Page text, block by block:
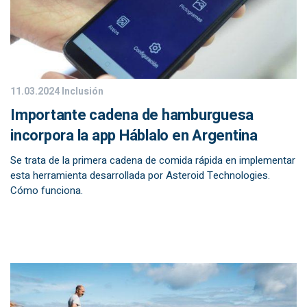
11.03.2024Inclusión
Importante cadena de hamburguesa
incorpora la app Háblalo en Argentina
Se trata de la primera cadena de comida rápida en implementar
esta herramienta desarrollada por Asteroid Technologies.
Cómo funciona.